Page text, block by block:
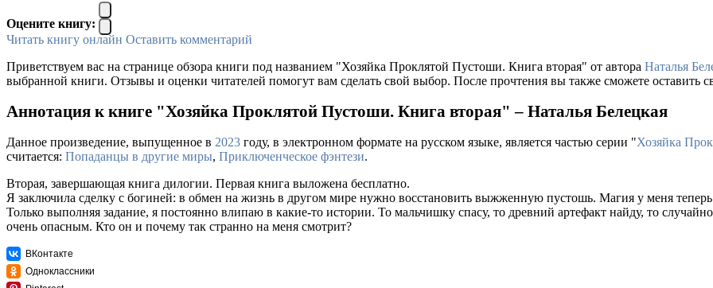
Оцените книгу:
Читать книгу онлайн Оставить комментарий
Приветствуем вас на странице обзора книги под названием "Хозяйка Проклятой Пустоши. Книга вторая" от автора Наталья
выбранной книги. Отзывы и оценки читателей помогут вам сделать свой выбор. После прочтения вы также сможете оставить
Аннотация к книге "Хозяйка Проклятой Пустоши. Книга вторая" – Наталья Белецкая
Данное произведение, выпущенное в 2023 году, в электронном формате на русском языке, является частью серии "Хозяйка
считается: Попаданцы в другие миры, Приключенческое фэнтези.
Вторая, завершающая книга дилогии. Первая книга выложена бесплатно.
Я заключила сделку с богиней: в обмен на жизнь в другом мире нужно восстановить выжженную пустошь. Магия у меня теперь
Только выполняя задание, я постоянно влипаю в какие-то истории. То мальчишку спасу, то древний артефакт найду, то
очень опасным. Кто он и почему так странно на меня смотрит?
ВКонтакте
Одноклассники